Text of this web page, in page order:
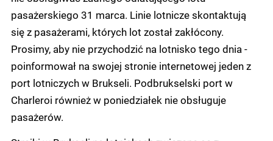
pasażerskiego 31 marca. Linie lotnicze skontaktują
się z pasażerami, których lot został zakłócony.
Prosimy, aby nie przychodzić na lotnisko tego dnia -
poinformował na swojej stronie internetowej jeden z
port lotniczych w Brukseli. Podbrukselski port w
Charleroi również w poniedziałek nie obsługuje
pasażerów.